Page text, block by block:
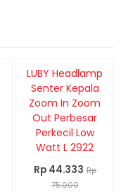
Diskon
41%
LUBY Headlamp
Senter Kepala
Zoom In Zoom
Out Perbesar
Perkecil Low
Watt L 2922
Rp 44.333 Rp
75.000